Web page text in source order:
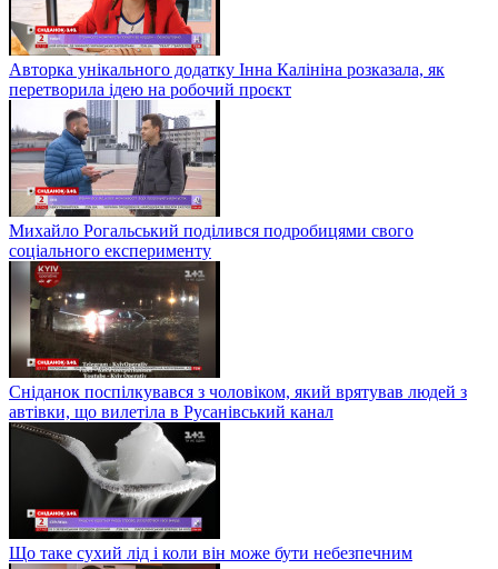
Авторка унікального додатку Інна Калініна розказала, як
перетворила ідею на робочий проєкт
Михайло Рогальський поділився подробицями свого
соціального експерименту
Сніданок поспілкувався з чоловіком, який врятував людей з
автівки, що вилетіла в Русанівський канал
Що таке сухий лід і коли він може бути небезпечним